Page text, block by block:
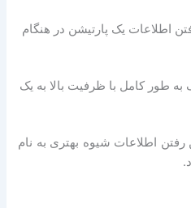
اطلاعات یک پارتیشن در هنگام
به طور کامل با ظرفیت بالا به یک
اطلاعات شیوه بهتری به نام